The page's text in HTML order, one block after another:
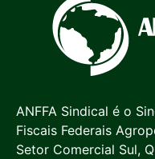
ANFFA Sindical é o
Fiscais Federais
Setor Comercial Sul,